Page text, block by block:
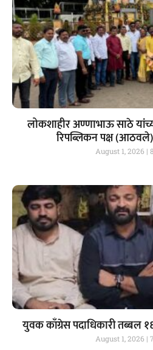
लोकशाहीर अण्णाभाऊ साठे
रिपब्लिकन पक्ष
August 1, 2026
युवक काँग्रेस पदाधिकारी तब्बल
August 1, 2026